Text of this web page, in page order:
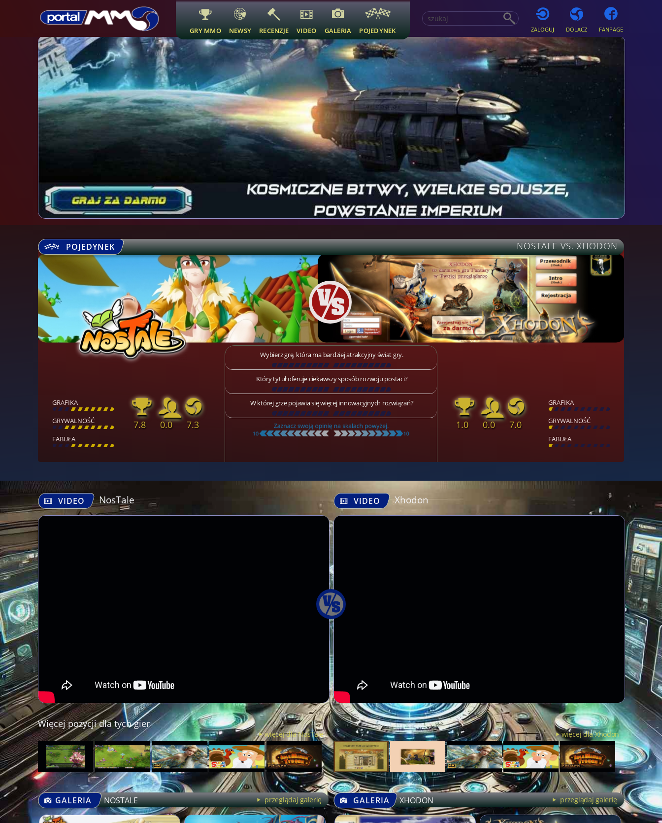
GRY MMO NEWSY RECENZJE VIDEO GALERIA POJEDYNEK ZALOGUJ DOLACZ FANPAGE
POJEDYNEK NOSTALE VS. XHODON
GRAFIKA
[ \ \ \ \ \ \ \ \ ]
GRYWALNOŚĆ
[ \ \ \ \ \ \ \ \ ]
FABUŁA
[ \ \ \ \ \ \ \ \ ]
7.8 0.0 7.3
Wybierz grę, która ma bardziej atrakcyjny świat gry.
[\\\\\\\\\ \\\\\\\\\]
Który tytuł oferuje ciekawszy sposób rozwoju postaci?
[\\\\\\\\\ \\\\\\\\\]
W której grze pojawia się więcej innowacyjnych rozwiązań?
[\\\\\\\\\ \\\\\\\\\]
GRAFIKA
[ \ \ \ \ \ \ \ \ ]
GRYWALNOŚĆ
[ \ \ \ \ \ \ \ \ ]
FABUŁA
[ \ \ \ \ \ \ \ \ ]
1.0 0.0 7.0
VIDEO NosTale
Więcej pozycji dla tych gier
więcej dla NosTale
VIDEO Xhodon
więcej dla Xhodon
GALERIA NOSTALE przeglądaj galerię GALERIA XHODON przeglądaj galerię